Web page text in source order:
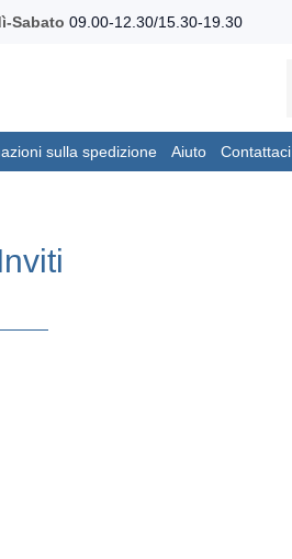
Sabato 09.00-12.30/15.30-19.30
sulla spedizione Aiuto Contattaci